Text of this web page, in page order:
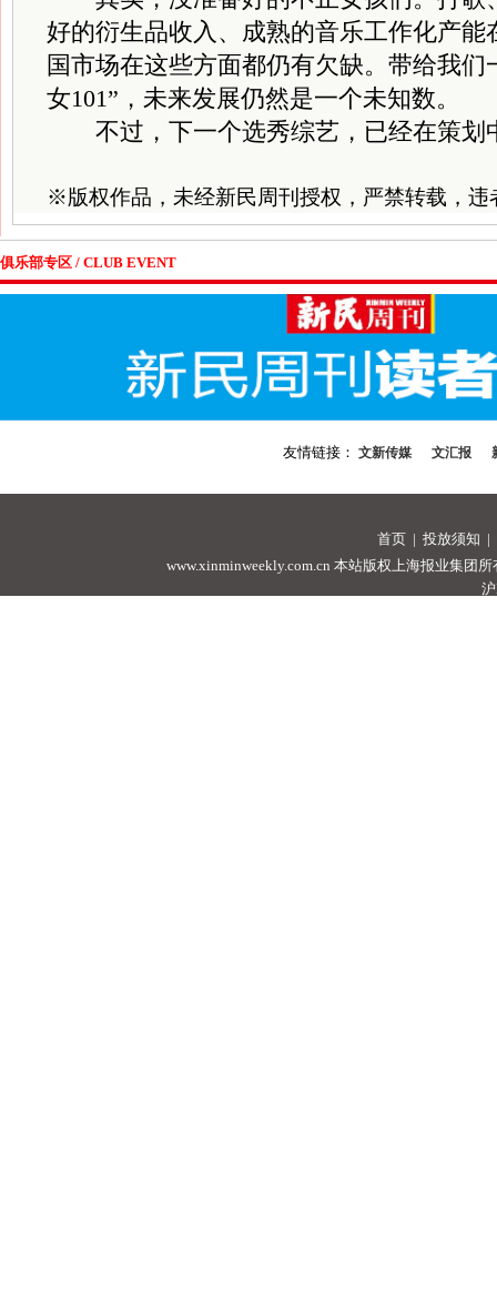
好的衍生品收入、成熟的音乐工作化产能
国市场在这些方面都仍有欠缺。带给我们
女101”，未来发展仍然是一个未知数。
不过，下一个选秀综艺，已经在策划
※版权作品，未经新民周刊授权，严禁转载，
俱乐部专区 / CLUB EVENT
友情链接： 文新传媒 文汇报
首页 | 投放须知 |
www.xinminweekly.com.cn 本站版权上海报业集团所